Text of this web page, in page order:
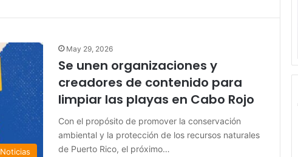
Noticias
May 29, 2026
Se unen organizaciones y
creadores de contenido para
limpiar las playas en Cabo Rojo
Con el propósito de promover la conservación
ambiental y la protección de los recursos naturales
de Puerto Rico, el próximo…